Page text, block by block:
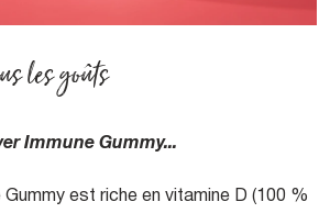
les goûts
Immune Gummy...
Gummy est riche en vitamine D (100 %